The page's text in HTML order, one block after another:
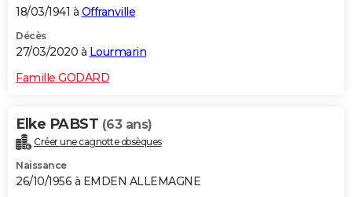
18/03/1941 à Offranville
Décès
27/03/2020 à Lourmarin
Famille GODARD
Elke PABST (63 ans)
Créer une cagnotte obsèques
Naissance
26/10/1956 à EMDEN ALLEMAGNE